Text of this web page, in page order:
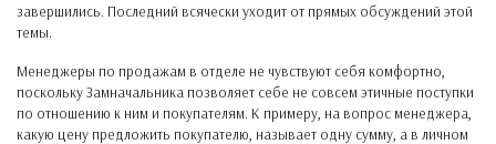
завершились. Последний всячески уходит от прямых обсуждений этой
темы.
Менеджеры по продажам в отделе не чувствуют себя комфортно,
поскольку Замначальника позволяет себе не совсем этичные поступки
по отношению к ним и покупателям. К примеру, на вопрос менеджера,
какую цену предложить покупателю, называет одну сумму, а в личном